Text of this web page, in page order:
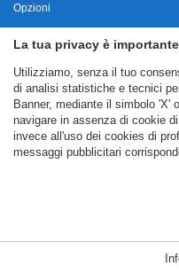
La tua privacy è
Utilizziamo, senza il tuo
di analisi statistiche e tecnici
Banner, mediante il simbolo 'X'
navigare in assenza di cookie
invece all'uso dei cookies di
messaggi pubblicitari
Cookie Necessari, Tecnici di
Opzioni
Nascondi Opzioni